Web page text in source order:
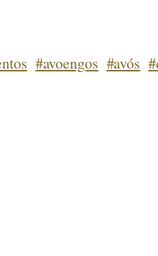
#avoengos #avós